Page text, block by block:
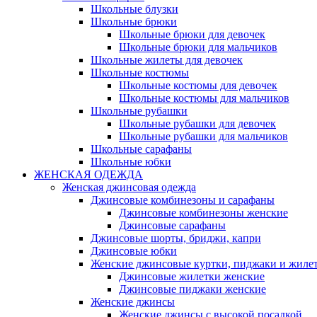
Школьные блузки
Школьные брюки
Школьные брюки для девочек
Школьные брюки для мальчиков
Школьные жилеты для девочек
Школьные костюмы
Школьные костюмы для девочек
Школьные костюмы для мальчиков
Школьные рубашки
Школьные рубашки для девочек
Школьные рубашки для мальчиков
Школьные сарафаны
Школьные юбки
ЖЕНСКАЯ ОДЕЖДА
Женская джинсовая одежда
Джинсовые комбинезоны и сарафаны
Джинсовые комбинезоны женские
Джинсовые сарафаны
Джинсовые шорты, бриджи, капри
Джинсовые юбки
Женские джинсовые куртки, пиджаки и
Джинсовые жилетки женские
Джинсовые пиджаки женские
Женские джинсы
Женские джинсы с высокой посадкой